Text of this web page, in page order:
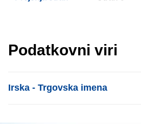
Podatkovni viri
List item
Irska - Trgovska imena